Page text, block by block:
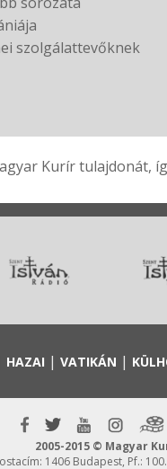
szolgálattevőknek
Kurír tulajdonát,
HAZAI | VATIKÁN |
2005-2015 © Magyar
1406 Budapest, Pf.: